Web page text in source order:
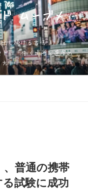
ド ムーブメ
し続ける方法 Apple
は「働く場所と速度の
方」
普通の携帯
試験に成功